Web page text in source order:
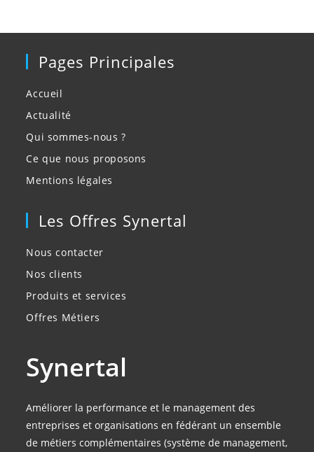
Pages Principales
Accueil
Actualité
Qui sommes-nous ?
Ce que nous proposons
Mentions légales
Les Offres Synertal
Nous contacter
Nos clients
Produits et services
Offres Métiers
Synertal
Améliorer la performance et le management des
entreprises et organisations en fédérant un ensemble
de métiers complémentaires (système de management,